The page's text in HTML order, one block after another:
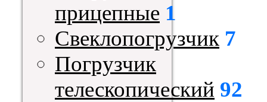
прицепные 1
Свеклопогрузчик 7
Погрузчик
телескопический 92